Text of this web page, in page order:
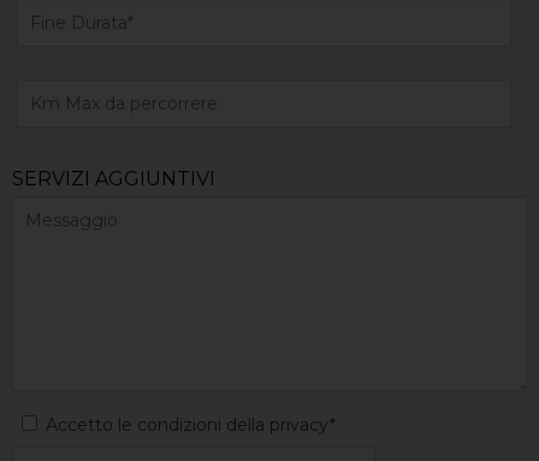
SERVIZI AGGIUNTIVI
Accetto le condizioni della privacy*